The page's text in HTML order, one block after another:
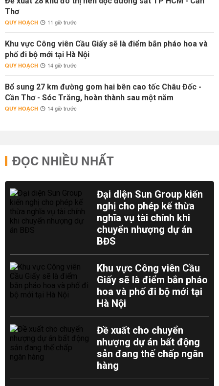
Thơ
QUY HOẠCH 11 giờ trước
Khu vực Công viên Cầu Giấy sẽ là điểm bắn pháo hoa và
phố đi bộ mới tại Hà Nội
QUY HOẠCH 14 giờ trước
Bổ sung 27 km đường gom hai bên cao tốc Châu Đốc -
Cần Thơ - Sóc Trăng, hoàn thành sau một năm
QUY HOẠCH 14 giờ trước
ĐỌC NHIỀU NHẤT
Đại diện Sun Group kiến
nghị cho phép kế thừa
nghĩa vụ tài chính khi
chuyển nhượng dự án
BĐS
Khu vực Công viên Cầu
Giấy sẽ là điểm bắn pháo
hoa và phố đi bộ mới tại
Hà Nội
Đề xuất cho chuyển
nhượng dự án bất động
sản đang thế chấp ngân
hàng